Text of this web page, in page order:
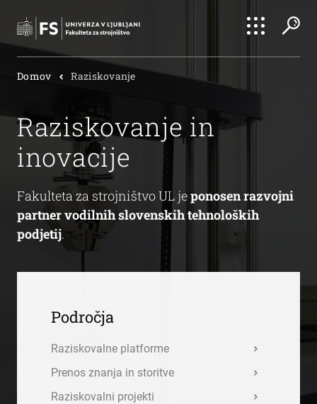
Išči
Domov Raziskovanje
Raziskovanje in
inovacije
Fakulteta za strojništvo UL jeponosen razvojni
partner vodilnih slovenskih tehnoloških
podjetij.
Področja
Raziskovalne platforme
Prenos znanja in storitve
Raziskovalni projekti